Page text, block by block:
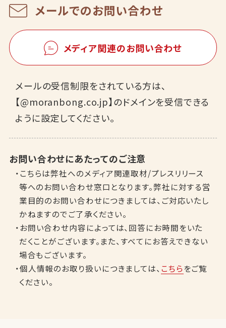
メールでのお問い合わせ
メディア関連のお問い合わせ
メールの受信制限をされている方は､
【@moranbong.co.jp】のドメインを受信できる
ように設定してください。
お問い合わせにあたってのご注意
・こちらは弊社へのメディア関連取材/プレスリリース
等へのお問い合わせ窓口となります。弊社に対する営
業目的のお問い合わせにつきましては、ご対応いたし
かねますのでご了承ください。
・お問い合わせ内容によっては、回答にお時間をいた
だくことがございます。また、すべてにお答えできない
場合もございます。
・個人情報のお取り扱いにつきましては、 こちら をご覧
ください。